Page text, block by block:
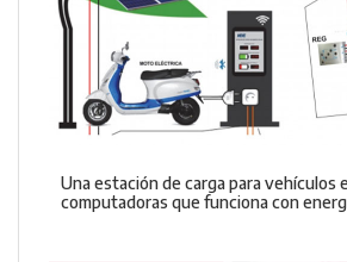
Una estación de carga para vehículos
computadoras que funciona con